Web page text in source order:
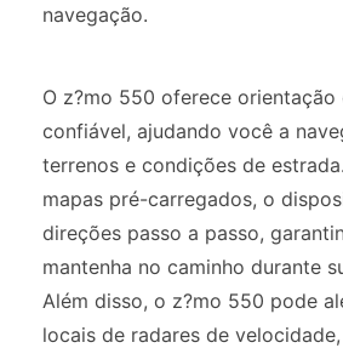
navegação.
O z?mo 550 oferece orientação
confiável, ajudando você a
terrenos e condições de
mapas pré-carregados, o
direções passo a passo,
mantenha no caminho durante
Além disso, o z?mo 550 pode
locais de radares de